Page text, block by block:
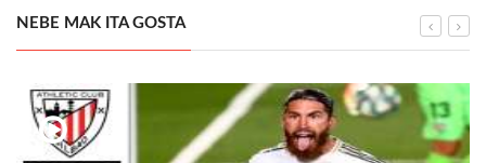
NEBE MAK ITA GOSTA